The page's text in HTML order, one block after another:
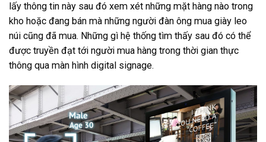
lấy thông tin này sau đó xem xét những mặt hàng nào trong
kho hoặc đang bán mà những người đàn ông mua giày leo
núi cũng đã mua. Những gì hệ thống tìm thấy sau đó có thể
được truyền đạt tới người mua hàng trong thời gian thực
thông qua màn hình digital signage.